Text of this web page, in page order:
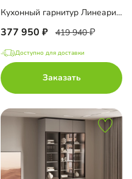
Кухонный гарнитур Линеарис-9
377 950 419 940
Доступно для доставки
Заказать